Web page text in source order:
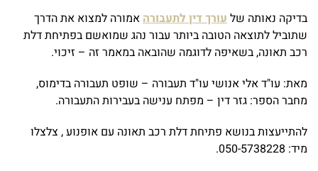
בדיקה נאותה שלעורך דין לתעבורהאמורה למצוא את הדרך
שתוביל לתוצאה הטובה ביותר עבור נהג שמואשם בפתיחת דלת
רכב תאונה, בשאיפה לדוגמה שהובאה במאמר זה – זיכוי.
מאת: עו"ד אלי אנושי עו"ד תעבורה – שופט תעבורה בדימוס,
מחבר הספר: גזר דין – מפתח ענישה בעבירות התעבורה.
להתייעצות בנושא פתיחת דלת רכב תאונה עם אופנוע , צלצלו
מיד: 050-5738228.